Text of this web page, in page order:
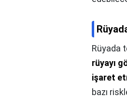
Rüyada
rüyayı
işaret
bazı